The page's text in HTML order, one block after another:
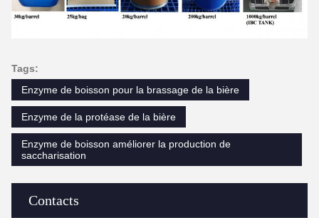
Contacts
Tags:
Enzyme de boisson pour la brassage de la bière
Enzyme de la protéase de la bière
Enzyme de boisson améliorer la production de
saccharisation